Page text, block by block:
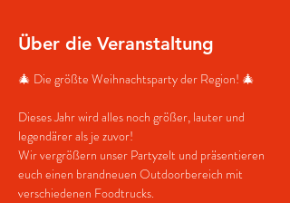
Über die Veranstaltung
🎄 Die größte Weihnachtsparty der Region! 🎄
Dieses Jahr wird alles noch größer, lauter und
legendärer als je zuvor!
Wir vergrößern unser Partyzelt und präsentieren
euch einen brandneuen Outdoorbereich mit
verschiedenen Foodtrucks.